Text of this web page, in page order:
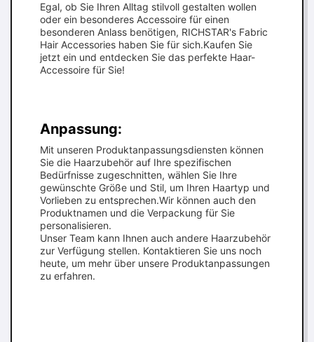
Egal, ob Sie Ihren Alltag stilvoll gestalten wollen
oder ein besonderes Accessoire für einen
besonderen Anlass benötigen, RICHSTAR's Fabric
Hair Accessories haben Sie für sich.Kaufen Sie
jetzt ein und entdecken Sie das perfekte Haar-
Accessoire für Sie!
Anpassung:
Mit unseren Produktanpassungsdiensten können
Sie die Haarzubehör auf Ihre spezifischen
Bedürfnisse zugeschnitten, wählen Sie Ihre
gewünschte Größe und Stil, um Ihren Haartyp und
Vorlieben zu entsprechen.Wir können auch den
Produktnamen und die Verpackung für Sie
personalisieren.
Unser Team kann Ihnen auch andere Haarzubehör
zur Verfügung stellen. Kontaktieren Sie uns noch
heute, um mehr über unsere Produktanpassungen
zu erfahren.